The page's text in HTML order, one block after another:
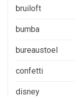
bruiloft
bumba
bureaustoel
confetti
disney